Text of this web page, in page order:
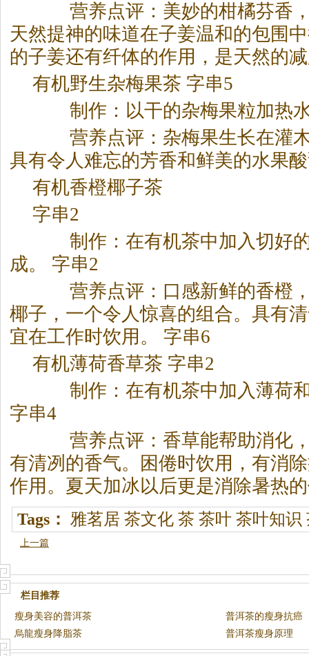
营养点评：美妙的柑橘芬香，
天然提神的味道在子姜温和的包围
的子姜还有纤体的作用，是天然的
有机野生杂梅果茶 字串5
制作：以干的杂梅果粒加热水
营养点评：杂梅果生长在灌木
具有令人难忘的芳香和鲜美的水果
有机香橙椰子茶
字串2
制作：在有机茶中加入切好的
成。 字串2
营养点评：口感新鲜的香橙，
椰子，一个令人惊喜的组合。具有
宜在工作时饮用。 字串6
有机薄荷香草茶 字串2
制作：在有机茶中加入薄荷
字串4
营养点评：香草能帮助消化，
有清冽的香气。困倦时饮用，有消
作用。夏天加冰以后更是消除暑热
Tags： 雅茗居 茶文化 茶 茶叶 茶叶知识
上一篇
栏目推荐
瘦身美容的普洱茶
普洱茶的瘦身抗癌
烏龍瘦身降脂茶
普洱茶瘦身原理